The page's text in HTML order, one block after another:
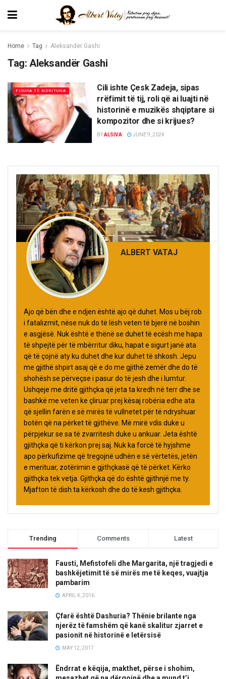
Home Tag Aleksandër Gashi
Tag: Aleksandër Gashi
FIGURA TË NDRITUNA
Cili ishte Çesk Zadeja, sipas
rrëfimit të tij, roli që ai luajti në
historinë e muzikës shqiptare si
kompozitor dhe si krijues?
BYALSIVA JUNE 9, 2024
ALBERT VATAJ
Ajo që bën dhe e ndjen është ajo që duhet. Mos u bëj rob
i fatalizmit, nëse nuk do të lësh veten të bjerë në boshin
e asgjësë. Nuk është e thënë se duhet të ecësh me hapa
të shpejtë për të mbërritur diku, hapat e sigurt janë ata
që të çojnë aty ku duhet dhe kur duhet të shkosh. Jepu
me gjithë shpirt asaj që e do me gjithë zemër dhe do të
shohësh se përveçse i pasur do të jesh dhe i lumtur.
Ushqeje me dritë gjithçka që jeta ta kredh në terr dhe se
bashkë me veten ke çliruar prej kësaj robëria edhe ata
që sjellin farën e së mirës të vullnetet për të ndryshuar
botën që na përket të gjithëve. Më mirë vdis duke u
përpjekur se sa të zvarritesh duke u ankuar. Jeta është
gjithçka që ti kërkon prej saj. Nuk ka forcë të hyjshme
apo përkufizime që tregojnë udhën e së vërtetës, jetën
e merituar, zotërimin e gjithçkasë që të përket. Kërko
gjithçka tek vetja. Gjithçka që do është gjithnjë me ty.
Mjafton të dish ta kërkosh dhe do të kesh gjithçka.
Trending Comments Latest
Fausti, Mefistofeli dhe Margarita, një tragjedi e
bashkëjetimit të së mirës me të keqes, vuajtja
pambarim
APRIL 4, 2016
Çfarë është Dashuria? Thënie brilante nga
njerëz të famshëm që kanë skalitur zjarret e
pasionit në historinë e letërsisë
MAY 12, 2017
Ëndrrat e këqija, makthet, përse i shohim,